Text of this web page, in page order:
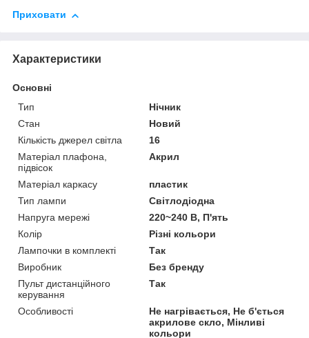
Приховати
Характеристики
Основні
Тип
Нічник
Стан
Новий
Кількість джерел світла
16
Матеріал плафона,
підвісок
Акрил
Матеріал каркасу
пластик
Тип лампи
Світлодіодна
Напруга мережі
220~240 В, П'ять
Колір
Різні кольори
Лампочки в комплекті
Так
Виробник
Без бренду
Пульт дистанційного
керування
Так
Особливості
Не нагрівається, Не б'ється
акрилове скло, Мінливі
кольори